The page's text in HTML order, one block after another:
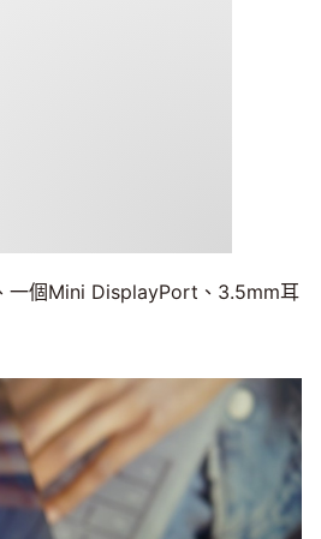
一個Mini DisplayPort、3.5mm耳